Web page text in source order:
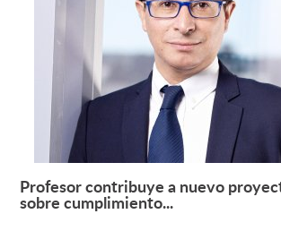
Profesor contribuye a nuevo
sobre cumplimiento...